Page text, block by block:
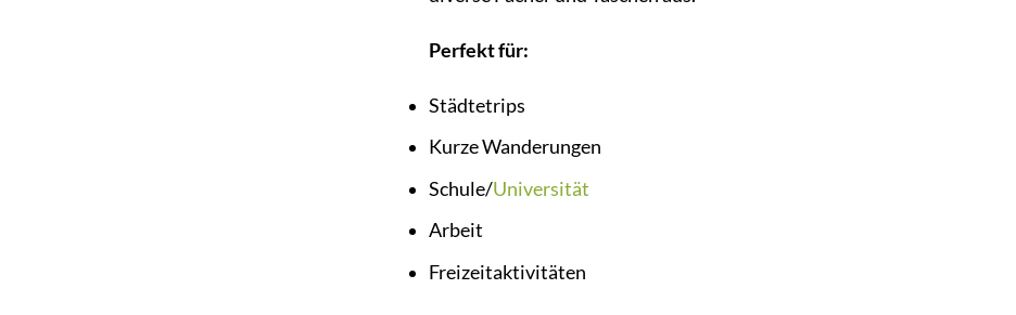
Perfekt für:
Städtetrips
Kurze Wanderungen
Schule/Universität
Arbeit
Freizeitaktivitäten